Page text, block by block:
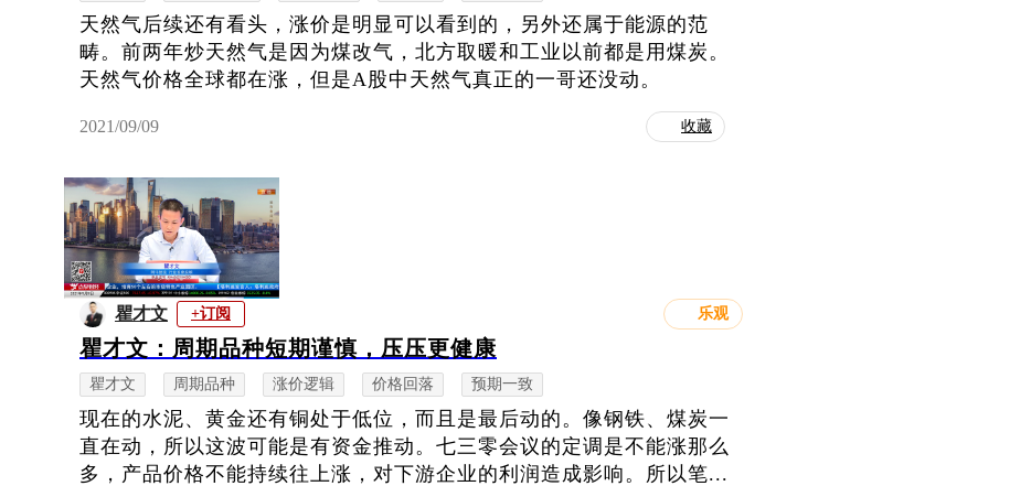
天然气后续还有看头，涨价是明显可以看到的，另外还属于能源的范
畴。前两年炒天然气是因为煤改气，北方取暖和工业以前都是用煤炭。
天然气价格全球都在涨，但是A股中天然气真正的一哥还没动。
2021/09/09 收藏
瞿才文 +订阅 乐观
瞿才文：周期品种短期谨慎，压压更健康
瞿才文 周期品种 涨价逻辑 价格回落 预期一致
现在的水泥、黄金还有铜处于低位，而且是最后动的。像钢铁、煤炭一
直在动，所以这波可能是有资金推动。七三零会议的定调是不能涨那么
多，产品价格不能持续往上涨，对下游企业的利润造成影响。所以笔...